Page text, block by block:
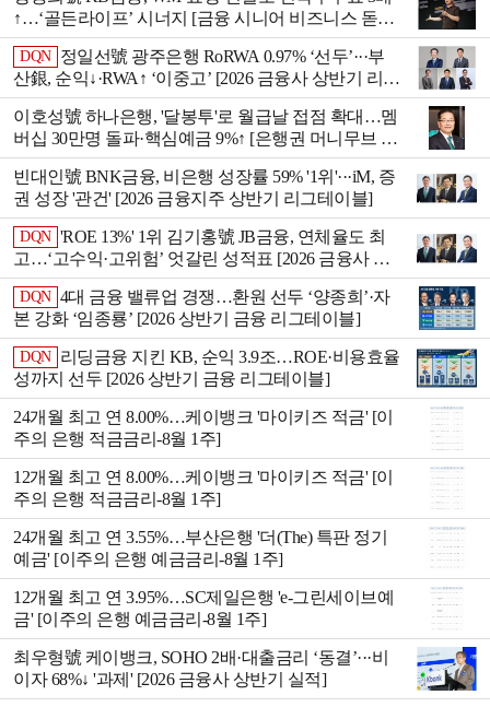
↑…‘골든라이프’ 시너지 [금융 시니어 비즈니스 돋보
기]
DQN
정일선號 광주은행 RoRWA 0.97% ‘선두’···부
산銀, 순익↓·RWA↑ ‘이중고’ [2026 금융사 상반기 리그
테이블]
이호성號 하나은행, '달봉투'로 월급날 접점 확대…멤
버십 30만명 돌파·핵심예금 9%↑ [은행권 머니무브 대
응 전략]
빈대인號 BNK금융, 비은행 성장률 59% '1위'···iM, 증
권 성장 '관건' [2026 금융지주 상반기 리그테이블]
DQN 'ROE 13%' 1위 김기홍號 JB금융, 연체율도 최
고…‘고수익·고위험’ 엇갈린 성적표 [2026 금융사 상
반기 리그테이블]
DQN 4대 금융 밸류업 경쟁…환원 선두 ‘양종희ʼ·자
본 강화 ‘임종룡ʼ [2026 상반기 금융 리그테이블]
DQN
리딩금융 지킨 KB, 순익 3.9조…ROE·비용효율
성까지 선두 [2026 상반기 금융 리그테이블]
24개월 최고 연 8.00%…케이뱅크 '마이키즈 적금' [이
주의 은행 적금금리-8월 1주]
12개월 최고 연 8.00%…케이뱅크 '마이키즈 적금' [이
주의 은행 적금금리-8월 1주]
24개월 최고 연 3.55%…부산은행 '더(The) 특판 정기
예금' [이주의 은행 예금금리-8월 1주]
12개월 최고 연 3.95%…SC제일은행 'e-그린세이브예
금' [이주의 은행 예금금리-8월 1주]
최우형號 케이뱅크, SOHO 2배·대출금리 ‘동결’···비
이자 68%↓ '과제' [2026 금융사 상반기 실적]